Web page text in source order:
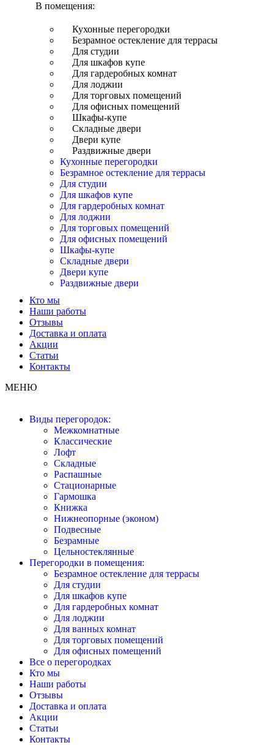
В помещения:
Кухонные перегородки
Безрамное остекление для террасы
Для студии
Для шкафов купе
Для гардеробных комнат
Для лоджии
Для торговых помещений
Для офисных помещений
Шкафы-купе
Складные двери
Двери купе
Раздвижные двери
Кухонные перегородки
Безрамное остекление для террасы
Для студии
Для шкафов купе
Для гардеробных комнат
Для лоджии
Для торговых помещений
Для офисных помещений
Шкафы-купе
Складные двери
Двери купе
Раздвижные двери
Кто мы
Наши работы
Отзывы
Доставка и оплата
Акции
Статьи
Контакты
МЕНЮ
Виды перегородок:
Межкомнатные
Классические
Лофт
Складные
Распашные
Стационарные
Гармошка
Книжка
Нижнеопорные (эконом)
Подвесные
Безрамные
Цельностеклянные
Перегородки в помещения:
Безрамное остекление для террасы
Для студии
Для шкафов купе
Для гардеробных комнат
Для лоджии
Для ванных комнат
Для торговых помещений
Для офисных помещений
Все о перегородках
Кто мы
Наши работы
Отзывы
Доставка и оплата
Акции
Статьи
Контакты